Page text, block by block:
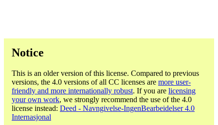
Notice
This is an older version of this license. Compared to previous
versions, the 4.0 versions of all CC licenses are more user-
friendly and more internationally robust. If you are licensing
your own work, we strongly recommend the use of the 4.0
license instead: Deed - Navngivelse-IngenBearbeidelser 4.0
Internasjonal